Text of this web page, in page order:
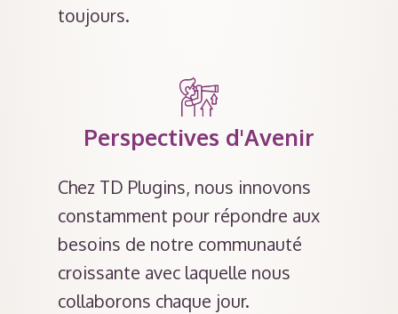
toujours.
Perspectives d'Avenir
Chez TD Plugins, nous innovons
constamment pour répondre aux
besoins de notre communauté
croissante avec laquelle nous
collaborons chaque jour.